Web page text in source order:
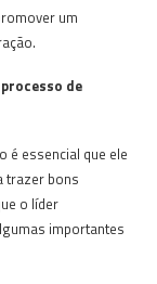
um
de
é essencial que ele
trazer bons
o líder
importantes